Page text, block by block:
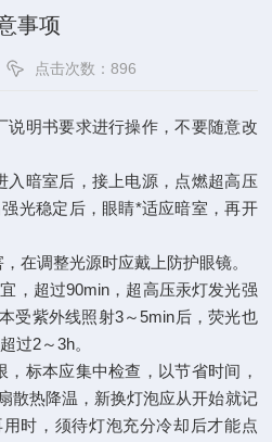
事项
点击次数：896
说明书要求进行操作，不要随意改
入暗室后，接上电源，点燃超高压
光稳定后，眼睛*适应暗室，再开
在调整光源时应戴上防护眼镜。
，超过90min，超高压汞灯发光强
受紫外线照射3～5min后，荧光也
过2～3h。
标本应集中检查，以节省时间，
散热降温，新换灯泡应从开始就记
时，须待灯泡充分冷却后才能点